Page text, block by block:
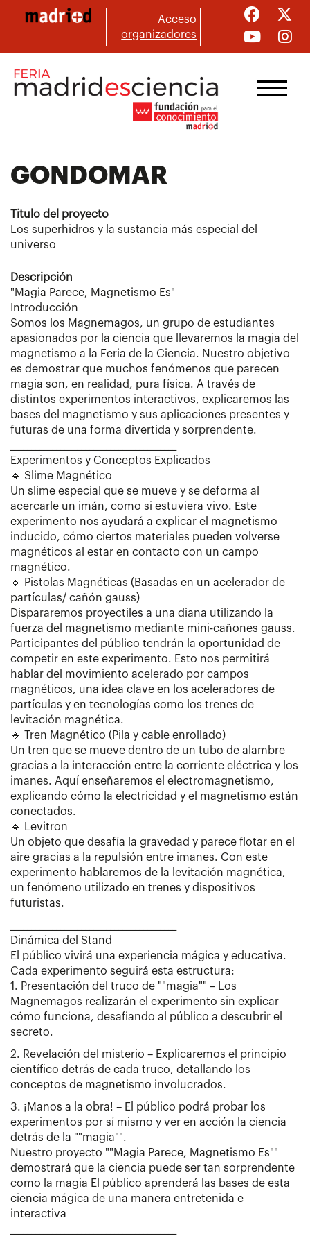
principal
Acceso
organizadores
GONDOMAR
Titulo del proyecto
Los superhidros y la sustancia más especial del
universo
Descripción
"Magia Parece, Magnetismo Es"
Introducción
Somos los Magnemagos, un grupo de estudiantes
apasionados por la ciencia que llevaremos la magia del
magnetismo a la Feria de la Ciencia. Nuestro objetivo
es demostrar que muchos fenómenos que parecen
magia son, en realidad, pura física. A través de
distintos experimentos interactivos, explicaremos las
bases del magnetismo y sus aplicaciones presentes y
futuras de una forma divertida y sorprendente.
Experimentos y Conceptos Explicados
🔹 Slime Magnético
Un slime especial que se mueve y se deforma al
acercarle un imán, como si estuviera vivo. Este
experimento nos ayudará a explicar el magnetismo
inducido, cómo ciertos materiales pueden volverse
magnéticos al estar en contacto con un campo
magnético.
🔹 Pistolas Magnéticas (Basadas en un acelerador de
partículas/ cañón gauss)
Dispararemos proyectiles a una diana utilizando la
fuerza del magnetismo mediante mini-cañones gauss.
Participantes del público tendrán la oportunidad de
competir en este experimento. Esto nos permitirá
hablar del movimiento acelerado por campos
magnéticos, una idea clave en los aceleradores de
partículas y en tecnologías como los trenes de
levitación magnética.
🔹 Tren Magnético (Pila y cable enrollado)
Un tren que se mueve dentro de un tubo de alambre
gracias a la interacción entre la corriente eléctrica y los
imanes. Aquí enseñaremos el electromagnetismo,
explicando cómo la electricidad y el magnetismo están
conectados.
🔹 Levitron
Un objeto que desafía la gravedad y parece flotar en el
aire gracias a la repulsión entre imanes. Con este
experimento hablaremos de la levitación magnética,
un fenómeno utilizado en trenes y dispositivos
futuristas.
Dinámica del Stand
El público vivirá una experiencia mágica y educativa.
Cada experimento seguirá esta estructura:
1. Presentación del truco de ""magia"" – Los
Magnemagos realizarán el experimento sin explicar
cómo funciona, desafiando al público a descubrir el
secreto.
2. Revelación del misterio – Explicaremos el principio
científico detrás de cada truco, detallando los
conceptos de magnetismo involucrados.
3. ¡Manos a la obra! – El público podrá probar los
experimentos por sí mismo y ver en acción la ciencia
detrás de la ""magia"".
Nuestro proyecto ""Magia Parece, Magnetismo Es""
demostrará que la ciencia puede ser tan sorprendente
como la magia El público aprenderá las bases de esta
ciencia mágica de una manera entretenida e
interactiva